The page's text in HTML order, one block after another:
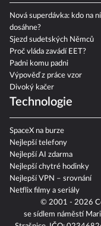
© 2001 - 2026
se sídlem náměstí
Nová superdávka: kdo na ní
dosáhne?
Sjezd sudetských Němců
Proč vláda zavádí EET?
Padni komu padni
Výpověď z práce vzor
Divoký kačer
Technologie
SpaceX na burze
Nejlepší telefony
Nejlepší AI zdarma
Nejlepší chytré hodinky
Nejlepší VPN – srovnání
Netflix filmy a seriály